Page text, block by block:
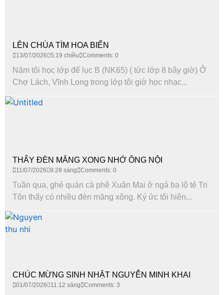
LÊN CHÙA TÌM HOA BIỂN
13/07/2026 5:19 chiều Comments: 0
Năm tôi học lớp để lục B (NK65) ( tức lớp 8 bây giờ) Ở
Chợ Lách, Vĩnh Long trong lớp tôi giờ học nhạc...
THẤY ĐÈN MĂNG XONG NHỚ ÔNG NỘI
11/07/2026 9:28 sáng Comments: 0
Tuần qua, ghé quán cà phê Xuân Mai ở ngả ba lộ tẻ Tri
Tôn thấy có nhiều đèn măng xông. Ký ức tôi hiện...
CHÚC MỪNG SINH NHẬT NGUYỄN MINH KHAI
01/07/2026 11:12 sáng Comments: 3